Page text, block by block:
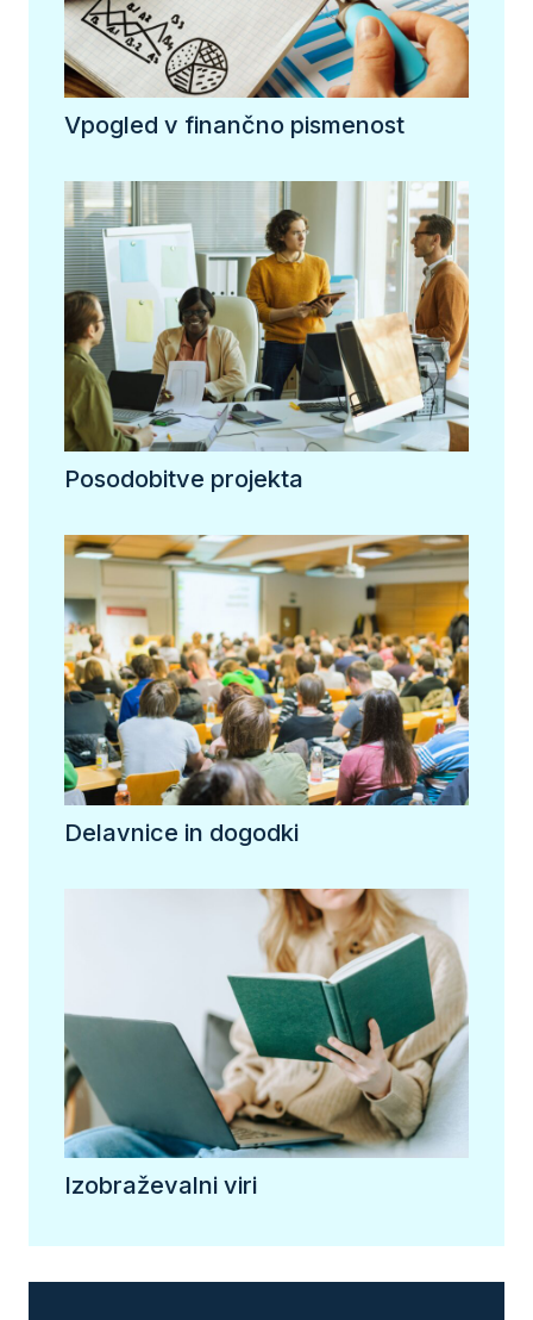
Vpogled v finančno pismenost
Posodobitve projekta
Delavnice in dogodki
Izobraževalni viri